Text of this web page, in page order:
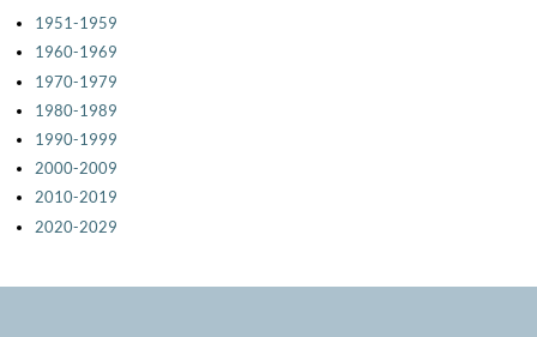
1951-1959
1960-1969
1970-1979
1980-1989
1990-1999
2000-2009
2010-2019
2020-2029